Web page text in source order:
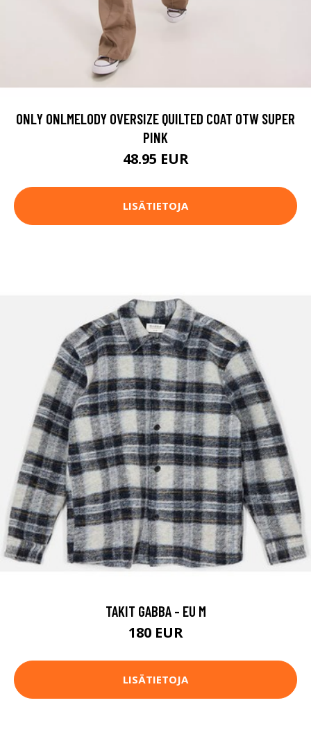
ONLY ONLMELODY OVERSIZE QUILTED COAT OTW SUPER
PINK
48.95 EUR
LISÄTIETOJA
TAKIT GABBA - EU M
180 EUR
LISÄTIETOJA